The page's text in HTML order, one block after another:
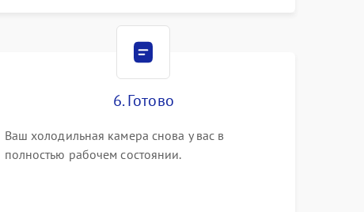
6. Готово
Ваш холодильная камера снова у вас в
полностью рабочем состоянии.